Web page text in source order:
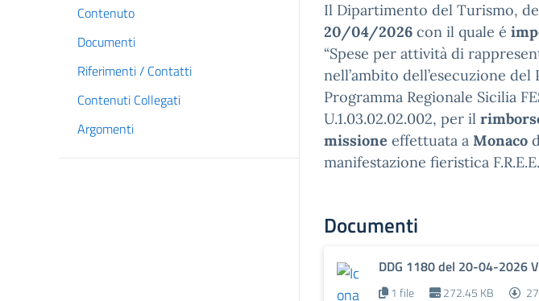
Contenuto
Documenti
Riferimenti / Contatti
Contenuti Collegati
Argomenti
Il Dipartimento del Turismo,
20/04/2026 con il quale é
“Spese per attività di
nell’ambito dell’esecuzione del
Programma Regionale Sicilia
U.1.03.02.02.002, per il
missione effettuata a Monaco
manifestazione fieristica
Documenti
DDG 1180 del 20-04-2026
1 file 272.45 KB